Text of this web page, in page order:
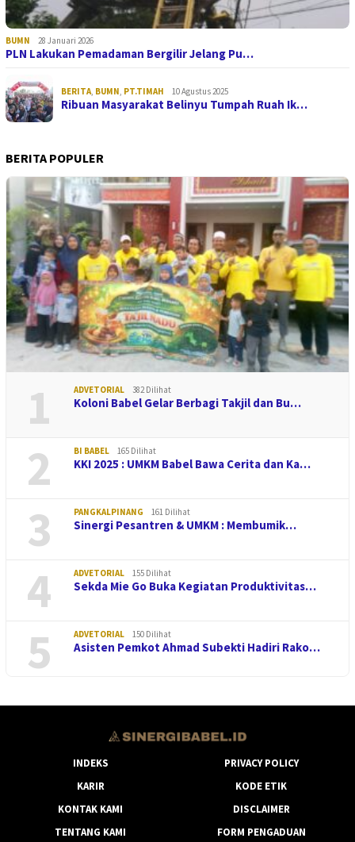
BUMN 28 Januari 2026
PLN Lakukan Pemadaman Bergilir Jelang Pu…
BERITA, BUMN, PT.TIMAH 10 Agustus 2025
Ribuan Masyarakat Belinyu Tumpah Ruah Ik…
BERITA POPULER
1 ADVETORIAL 382 Dilihat
Koloni Babel Gelar Berbagi Takjil dan Bu…
2 BI BABEL 165 Dilihat
KKI 2025 : UMKM Babel Bawa Cerita dan Ka…
3 PANGKALPINANG 161 Dilihat
Sinergi Pesantren & UMKM : Membumik…
4 ADVETORIAL 155 Dilihat
Sekda Mie Go Buka Kegiatan Produktivitas…
5 ADVETORIAL 150 Dilihat
Asisten Pemkot Ahmad Subekti Hadiri Rako…
INDEKS
PRIVACY POLICY
KARIR
KODE ETIK
KONTAK KAMI
DISCLAIMER
TENTANG KAMI
FORM PENGADUAN